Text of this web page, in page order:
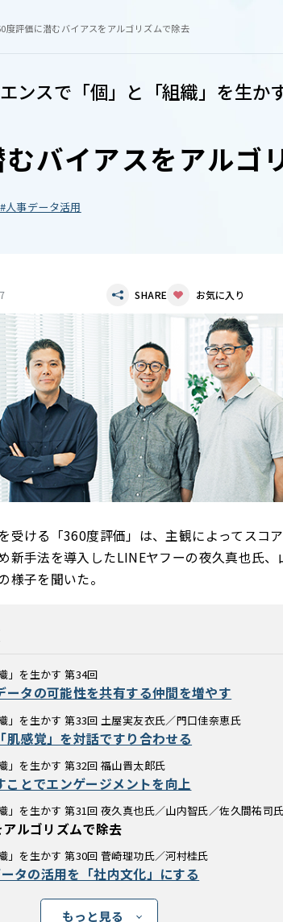
度評価に潜むバイアスをアルゴリズムで除去
ンスで「個」と「組織」を生
バイアスをアルゴ
人事データ活用
SHARE お気に入り
受ける「360度評価」は、主観によってスコ
新手法を導入したLINEヤフーの夜久真也氏、
様子を聞いた。
」を生かす 第34回
タの可能性を共有する仲間を増やす
」を生かす 第33回 土屋実友衣氏／門口佳奈恵氏
感覚」を対話ですり合わせる
」を生かす 第32回 福山晋太郎氏
とでエンゲージメントを向上
」を生かす 第31回 夜久真也氏／山内智氏／佐久間祐司氏
ルゴリズムで除去
」を生かす 第30回 菅崎理功氏／河村桂氏
タの活用を「社内文化」にする
もっと見る